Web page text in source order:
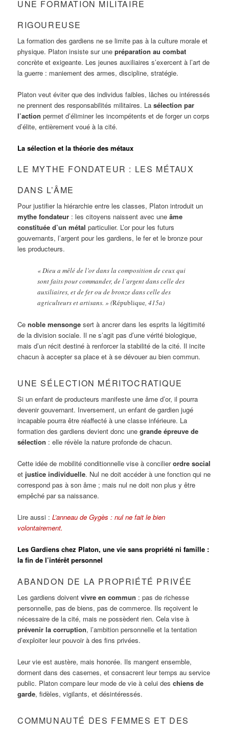
UNE FORMATION MILITAIRE
RIGOUREUSE
La formation des gardiens ne se limite pas à la culture morale et
physique. Platon insiste sur unepréparation au combat
concrète et exigeante. Les jeunes auxiliaires s’exercent à l’art de
la guerre : maniement des armes, discipline, stratégie.
Platon veut éviter que des individus faibles, lâches ou intéressés
ne prennent des responsabilités militaires. Lasélection par
l’action permet d’éliminer les incompétents et de forger un corps
d’élite, entièrement voué à la cité.
La sélection et la théorie des métaux
LE MYTHE FONDATEUR : LES MÉTAUX
DANS L’ÂME
Pour justifier la hiérarchie entre les classes, Platon introduit un
mythe fondateur : les citoyens naissent avec uneâme
constituée d’un métal particulier. L’or pour les futurs
gouvernants, l’argent pour les gardiens, le fer et le bronze pour
les producteurs.
« Dieu a mêlé de l’or dans la composition de ceux qui
sont faits pour commander, de l’argent dans celle des
auxiliaires, et de fer ou de bronze dans celle des
agriculteurs et artisans. » (République , 415a)
Cenoble mensonge sert à ancrer dans les esprits la légitimité
de la division sociale. Il ne s’agit pas d’une vérité biologique,
mais d’un récit destiné à renforcer la stabilité de la cité. Il incite
chacun à accepter sa place et à se dévouer au bien commun.
UNE SÉLECTION MÉRITOCRATIQUE
Si un enfant de producteurs manifeste une âme d’or, il pourra
devenir gouvernant. Inversement, un enfant de gardien jugé
incapable pourra être réaffecté à une classe inférieure. La
formation des gardiens devient donc unegrande épreuve de
sélection : elle révèle la nature profonde de chacun.
Cette idée de mobilité conditionnelle vise à concilierordre social
et justice individuelle. Nul ne doit accéder à une fonction qui ne
correspond pas à son âme ; mais nul ne doit non plus y être
empêché par sa naissance.
Lire aussi :L’anneau de Gygès : nul ne fait le bien
volontairement.
Les Gardiens chez Platon, une vie sans propriété ni famille :
la fin de l’intérêt personnel
ABANDON DE LA PROPRIÉTÉ PRIVÉE
Les gardiens doiventvivre en commun : pas de richesse
personnelle, pas de biens, pas de commerce. Ils reçoivent le
nécessaire de la cité, mais ne possèdent rien. Cela vise à
prévenir la corruption, l’ambition personnelle et la tentation
d’exploiter leur pouvoir à des fins privées.
Leur vie est austère, mais honorée. Ils mangent ensemble,
dorment dans des casernes, et consacrent leur temps au service
public. Platon compare leur mode de vie à celui deschiens de
garde, fidèles, vigilants, et désintéressés.
COMMUNAUTÉ DES FEMMES ET DES